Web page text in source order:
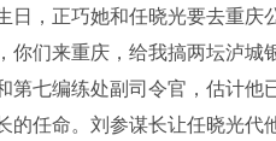
，正巧她和任晓光要去重庆
们来重庆，给我搞两坛泸城
七编练处副司令官，估计他
任命。刘参谋长让任晓光代